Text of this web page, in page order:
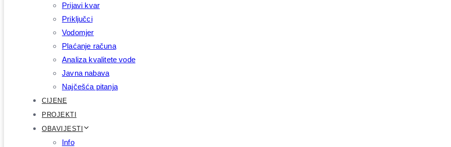
Prijavi kvar
Priključci
Vodomjer
Plaćanje računa
Analiza kvalitete vode
Javna nabava
Najčešća pitanja
CIJENE
PROJEKTI
OBAVIJESTI
Info